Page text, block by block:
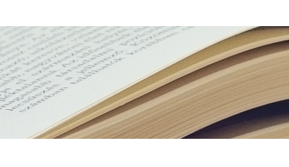
Nu există